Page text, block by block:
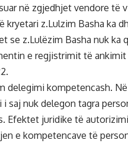
në zgjedhjet vendore të
kryetari z.Lulzim Basha ka
se z.Lulëzim Basha nuk ka
e regjistrimit të ankimit
delegimi kompetencash.
saj nuk delegon tagra
Efektet juridike të
e kompetencave të